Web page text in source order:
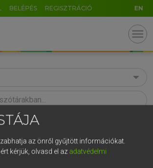
BELÉPÉS REGISZTRÁCIÓ EN
menu
KERESÉS
terminológiai szótár
az önről gyűjtött információkat.
kérjük, olvasd el az adatvédelmi
u i o p